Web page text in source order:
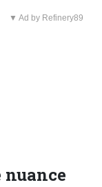
▼ Ad by Refinery89